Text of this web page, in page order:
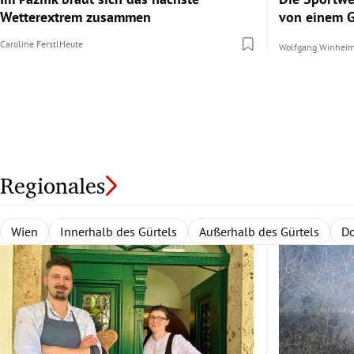
Wetterextrem zusammen
Caroline FerstlHeute
von einem
Wolfgang Winheim
Regionales
Wien Innerhalb des Gürtels Außerhalb des Gürtels
Niederösterreich Rund um Wien Zentralregion
Burgenland Nordburgenland Eisenstadt
Alle Bundesländer Wien Niederösterreich